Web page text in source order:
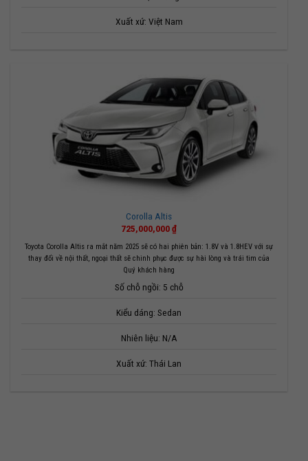
Xuất xứ: Việt Nam
Corolla Altis
725,000,000₫
Toyota Corolla Altis ra mắt năm 2025 sẽ có hai phiên bản: 1.8V và 1.8HEV với sự
thay đổi về nội thất, ngoại thất sẽ chinh phục được sự hài lòng và trái tim của
Quý khách hàng
Số chỗ ngồi: 5 chỗ
Kiểu dáng: Sedan
Nhiên liệu: N/A
Xuất xứ: Thái Lan